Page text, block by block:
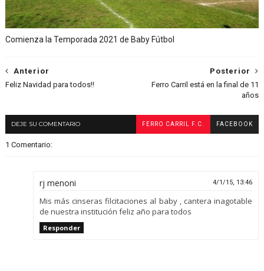
Comienza la Temporada 2021 de Baby Fútbol
Posterior
Ferro Carril está en la final de 11
años
Anterior
Feliz Navidad para todos!!
DEJE SU COMENTARIO FERRO CARRIL F.C. FACEBOOK
1 Comentario:
rj menoni 4/1/15, 13:46
Mis más cinseras filcitaciones al baby , cantera inagotable
de nuestra institución feliz año para todos
Responder